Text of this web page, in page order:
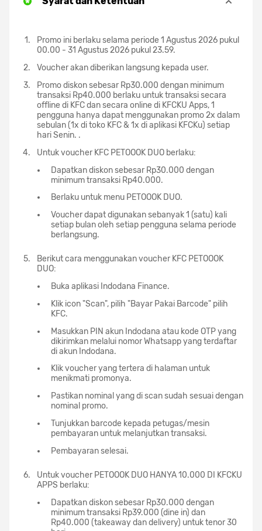
Promo ini berlaku selama periode 1 Agustus 2026 pukul
00.00 - 31 Agustus 2026 pukul 23.59.
Voucher akan diberikan langsung kepada user.
Promo diskon sebesar Rp30.000 dengan minimum
transaksi Rp40.000 berlaku untuk transaksi secara
offline di KFC dan secara online di KFCKU Apps, 1
pengguna hanya dapat menggunakan promo 2x dalam
sebulan (1x di toko KFC & 1x di aplikasi KFCKu) setiap
hari Senin. .
Untuk voucher KFC PETOOOK DUO berlaku:
Dapatkan diskon sebesar Rp30.000 dengan
minimum transaksi Rp40.000.
Berlaku untuk menu PETOOOK DUO.
Voucher dapat digunakan sebanyak 1 (satu) kali
setiap bulan oleh setiap pengguna selama periode
berlangsung.
Berikut cara menggunakan voucher KFC PETOOOK
DUO:
Buka aplikasi Indodana Finance.
Klik icon "Scan", pilih "Bayar Pakai Barcode" pilih
KFC.
Masukkan PIN akun Indodana atau kode OTP yang
dikirimkan melalui nomor Whatsapp yang terdaftar
di akun Indodana.
Klik voucher yang tertera di halaman untuk
menikmati promonya.
Pastikan nominal yang di scan sudah sesuai dengan
nominal promo.
Tunjukkan barcode kepada petugas/mesin
pembayaran untuk melanjutkan transaksi.
Pembayaran selesai.
Untuk voucher PETOOOK DUO HANYA 10.000 DI KFCKU
APPS berlaku:
Dapatkan diskon sebesar Rp30.000 dengan
minimum transaksi Rp39.000 (dine in) dan
Rp40.000 (takeaway dan delivery) untuk tenor 30